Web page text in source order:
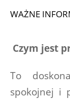
WAŻNE
Czym jest
To
spokojnej i